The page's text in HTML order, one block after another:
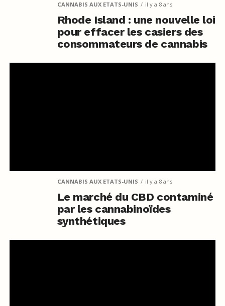
CANNABIS AUX ETATS-UNIS il y a 8 ans
Rhode Island : une nouvelle loi
pour effacer les casiers des
consommateurs de cannabis
CANNABIS AUX ETATS-UNIS il y a 8 ans
Le marché du CBD contaminé
par les cannabinoïdes
synthétiques